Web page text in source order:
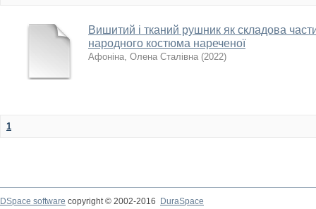
Вишитий і тканий рушник як складова
народного костюма нареченої
Афоніна, Олена Сталівна (2022)
1
DSpace software copyright © 2002-2016
DuraSpace